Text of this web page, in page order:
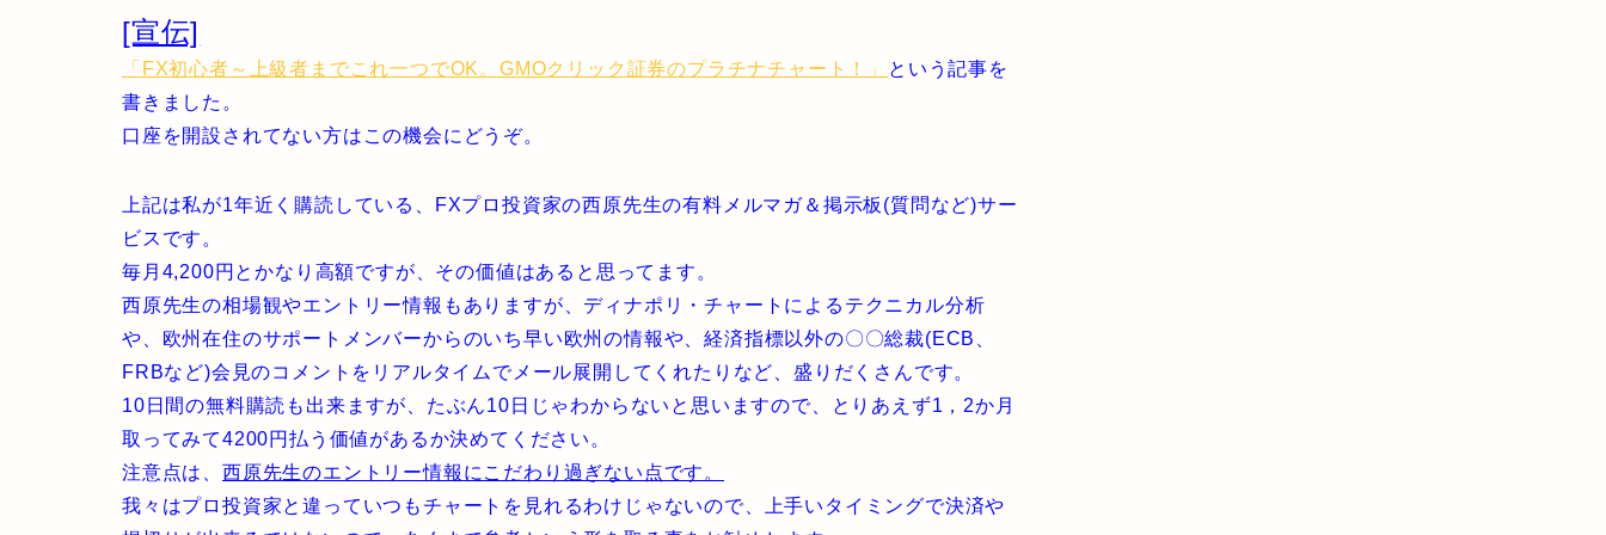
[宣伝]
「FX初心者～上級者までこれ一つでOK。GMOクリック証券のプラチナチャート！」
という記事を
書きました。
口座を開設されてない方はこの機会にどうぞ。
上記は私が1年近く購読している、FXプロ投資家の西原先生の有料メルマガ＆掲示板(質問など)サー
ビスです。
毎月4,200円とかなり高額ですが、その価値はあると思ってます。
西原先生の相場観やエントリー情報もありますが、ディナポリ・チャートによるテクニカル分析
や、欧州在住のサポートメンバーからのいち早い欧州の情報や、経済指標以外の〇〇総裁(ECB、
FRBなど)会見のコメントをリアルタイムでメール展開してくれたりなど、盛りだくさんです。
10日間の無料購読も出来ますが、たぶん10日じゃわからないと思いますので、とりあえず1，2か月
取ってみて4200円払う価値があるか決めてください。
注意点は、 西原先生のエントリー情報にこだわり過ぎない点です。
我々はプロ投資家と違っていつもチャートを見れるわけじゃないので、上手いタイミングで決済や